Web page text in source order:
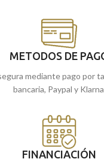
METODOS DE
mediante pago por
bancaria, Paypal y
FINANCIACIÓN